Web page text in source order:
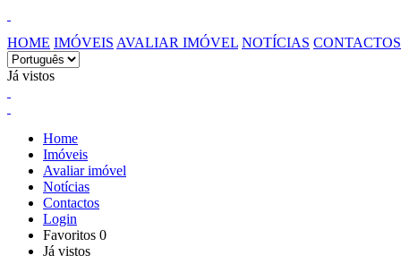
HOME IMÓVEIS AVALIAR IMÓVEL NOTÍCIAS CONTACTOS
Já vistos
Home
Imóveis
Avaliar imóvel
Notícias
Contactos
Login
Favoritos 0
Já vistos